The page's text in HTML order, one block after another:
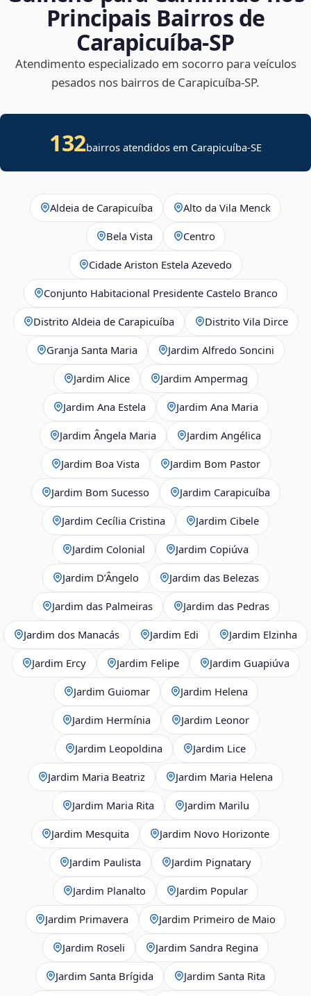
Principais Bairros de
Carapicuíba‑SP
Atendimento especializado em socorro para veículos
pesados nos bairros de Carapicuíba‑SP.
132bairros atendidos em Carapicuíba-SE
Aldeia de Carapicuíba Alto da Vila Menck
Bela Vista Centro
Cidade Ariston Estela Azevedo
Conjunto Habitacional Presidente Castelo Branco
Distrito Aldeia de Carapicuíba Distrito Vila Dirce
Granja Santa Maria Jardim Alfredo Soncini
Jardim Alice Jardim Ampermag
Jardim Ana Estela Jardim Ana Maria
Jardim Ângela Maria Jardim Angélica
Jardim Boa Vista Jardim Bom Pastor
Jardim Bom Sucesso Jardim Carapicuíba
Jardim Cecília Cristina Jardim Cibele
Jardim Colonial Jardim Copiúva
Jardim D’Ângelo Jardim das Belezas
Jardim das Palmeiras Jardim das Pedras
Jardim dos Manacás Jardim Edi Jardim Elzinha
Jardim Ercy Jardim Felipe Jardim Guapiúva
Jardim Guiomar Jardim Helena
Jardim Hermínia Jardim Leonor
Jardim Leopoldina Jardim Lice
Jardim Maria Beatriz Jardim Maria Helena
Jardim Maria Rita Jardim Marilu
Jardim Mesquita Jardim Novo Horizonte
Jardim Paulista Jardim Pignatary
Jardim Planalto Jardim Popular
Jardim Primavera Jardim Primeiro de Maio
Jardim Roseli Jardim Sandra Regina
Jardim Santa Brígida Jardim Santa Rita